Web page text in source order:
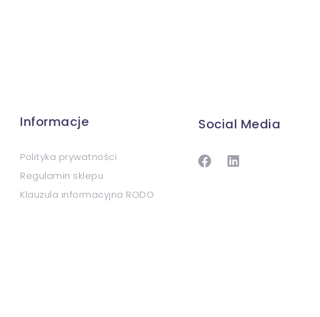
Informacje
Polityka prywatności
Regulamin sklepu
Klauzula informacyjna RODO
Social Media